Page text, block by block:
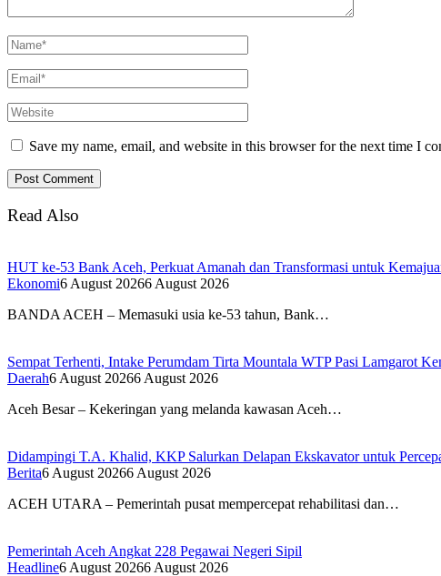
Save my name, email, and website in this browser for the next time I
Read Also
HUT ke-53 Bank Aceh, Perkuat Amanah dan Transformasi untuk
Ekonomi6 August 20266 August 2026
BANDA ACEH – Memasuki usia ke-53 tahun, Bank…
Sempat Terhenti, Intake Perumdam Tirta Mountala WTP Pasi Lamgarot
Daerah6 August 20266 August 2026
Aceh Besar – Kekeringan yang melanda kawasan Aceh…
Didampingi T.A. Khalid, KKP Salurkan Delapan Ekskavator untuk
Berita6 August 20266 August 2026
ACEH UTARA – Pemerintah pusat mempercepat rehabilitasi dan…
Pemerintah Aceh Angkat 228 Pegawai Negeri Sipil
Headline6 August 20266 August 2026